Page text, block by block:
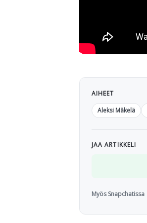
AIHEET
Aleksi Mäkelä
JAA ARTIKKELI
Myös Snapchatissa